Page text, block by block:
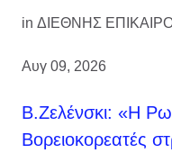
in ΔΙΕΘΝΗΣ
Αυγ 09, 2026
Β.Ζελένσκι: «Η
Βορειοκορεατές